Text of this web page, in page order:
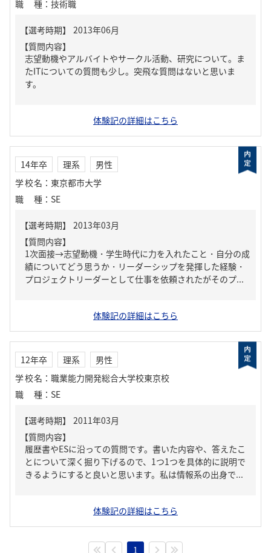
職種 ： 技術職
【質問内容】
志望動機やアルバイトやサークル活動、研究について。ま
たITについての質問も少し。突飛な質問はないと思いま
す。
体験記の詳細はこちら
14年卒 理系
男性
学校名 ： 東京都市大学
職種 ： SE
【質問内容】
1次面接→志望動機・学生時代に力を入れたこと・自分の成
績についてどう思うか・リーダーシップを発揮した経験・
プロジェクトリーダーとして仕事を依頼されたがそのプ...
体験記の詳細はこちら
12年卒 理系
男性
学校名 ： 職業能力開発総合大学校東京校
職種 ： SE
【質問内容】
履歴書やESに沿っての質問です。書いた内容や、答えたこ
とについて深く掘り下げるので、1つ1つを具体的に説明で
きるようにすると良いと思います。私は情報系の出身で...
体験記の詳細はこちら
1